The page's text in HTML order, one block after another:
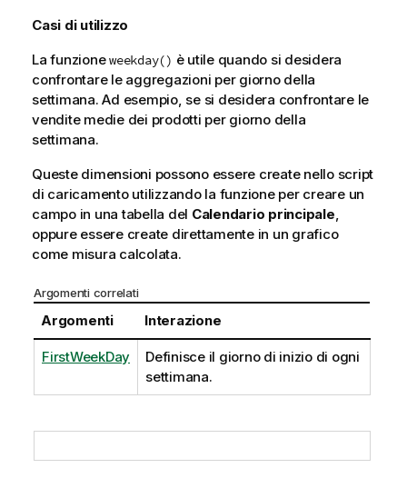
Casi di utilizzo
La funzioneweekday() è utile quando si desidera
confrontare le aggregazioni per giorno della
settimana. Ad esempio, se si desidera confrontare le
vendite medie dei prodotti per giorno della
settimana.
Queste dimensioni possono essere create nello script
di caricamento utilizzando la funzione per creare un
campo in una tabella del Calendario principale,
oppure essere create direttamente in un grafico
come misura calcolata.
Argomenti correlati
Argomenti Interazione
FirstWeekDay
Definisce il giorno di inizio di ogni
settimana.